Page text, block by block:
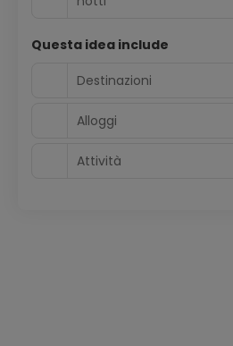
Questa idea include
Destinazioni
Alloggi
Attività